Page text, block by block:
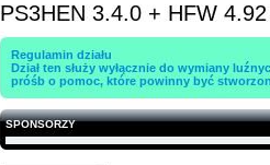
PS3HEN 3.4.0 + HFW
Regulamin działu
Dział ten służy wyłącznie do wymiany
próśb o pomoc, które powinny być
SPONSORZY